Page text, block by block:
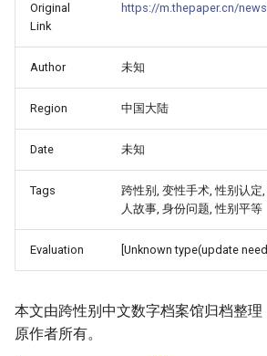
Original
Link
https://m.thepaper.cn/
Author 未知
Region 中国大陆
Date 未知
Tags
跨性别, 变性手术, 性别认定
人故事, 身份问题, 性别平等
Evaluation [Unknown type(update
本文由跨性别中文数字档案馆归档整
原作者所有。